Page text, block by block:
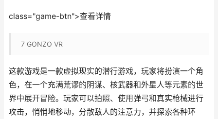
class="game-btn">查看详情
7 GONZO VR
这款游戏是一款虚拟现实的潜行游戏，玩家将扮演一个角
色，在一个充满荒谬的阴谋、核武器和外星人等元素的世
界中展开冒险。玩家可以拍照、使用弹弓和真实枪械进行
攻击，悄悄地移动，分散敌人的注意力，并探索各种环